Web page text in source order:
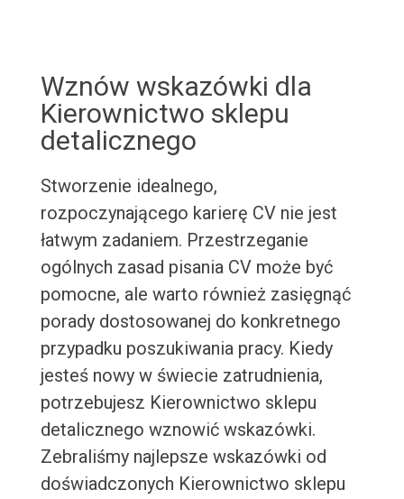
Wznów wskazówki dla
Kierownictwo sklepu
detalicznego
Stworzenie idealnego,
rozpoczynającego karierę CV nie jest
łatwym zadaniem. Przestrzeganie
ogólnych zasad pisania CV może być
pomocne, ale warto również zasięgnąć
porady dostosowanej do konkretnego
przypadku poszukiwania pracy. Kiedy
jesteś nowy w świecie zatrudnienia,
potrzebujesz Kierownictwo sklepu
detalicznego wznowić wskazówki.
Zebraliśmy najlepsze wskazówki od
doświadczonych Kierownictwo sklepu